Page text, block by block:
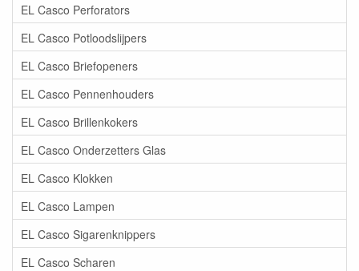
EL Casco Perforators
EL Casco Potloodslijpers
EL Casco Briefopeners
EL Casco Pennenhouders
EL Casco Brillenkokers
EL Casco Onderzetters Glas
EL Casco Klokken
EL Casco Lampen
EL Casco Sigarenknippers
EL Casco Scharen